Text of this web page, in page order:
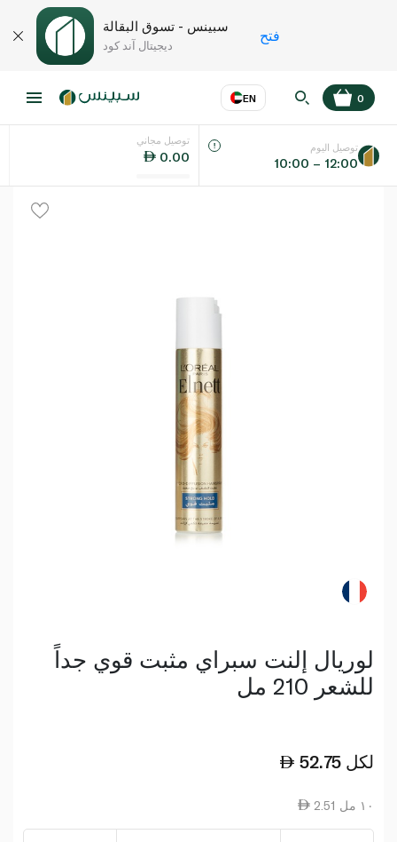
سبينس - تسوق البقالة
ديجيتال آند كود
فتح
EN
اللغة عر
0
توصيل مجاني
0.00
توصيل اليوم
10:00 – 12:00
لوريال إلنت سبراي مثبت قوي جداً
للشعر 210 مل
52.75 لكل
2.51 ١٠ مل